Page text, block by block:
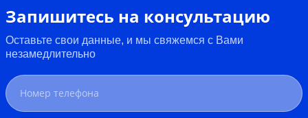
Запишитесь на консультацию
Оставьте свои данные, и мы свяжемся с Вами
незамедлительно